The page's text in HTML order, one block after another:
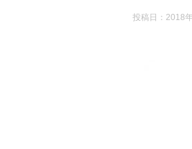
投稿日： 2018